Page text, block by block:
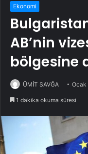
Ekonomi
AB’nin
bölgesine
ÜMİT SAVĞA Ocak
1 dakika okuma süresi